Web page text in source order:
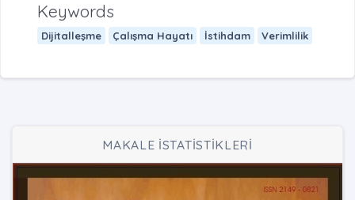
Keywords
Dijitalleşme Çalışma Hayatı İstihdam Verimlilik
MAKALE İSTATİSTİKLERİ